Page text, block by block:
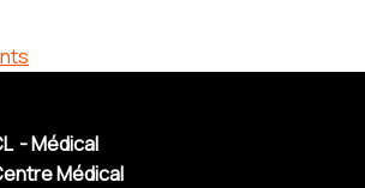
- Médical
Médical